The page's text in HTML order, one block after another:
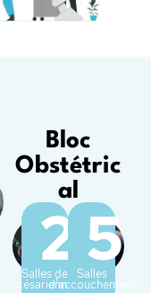
Bloc
Obstétric
al
Salles de
césarienne
2 Salles
d’accouchement
5